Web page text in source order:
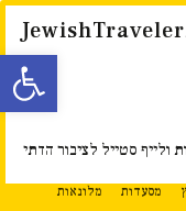
פתח
JewishTraveler
ולייף סטייל לציבור הדתי
מסעדות
מלונאות